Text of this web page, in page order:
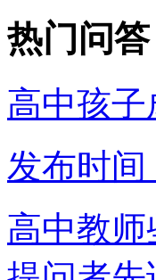
热门问答
高中孩
发布时间
高中教